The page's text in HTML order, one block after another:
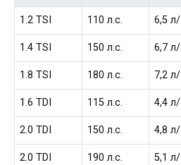
1.2 TSI 110 л.с. 6,5
1.4 TSI 150 л.с. 6,7
1.8 TSI 180 л.с. 7,2
1.6 TDI 115 л.с. 4,4
2.0 TDI 150 л.с. 4,8
2.0 TDI 190 л.с. 5,1